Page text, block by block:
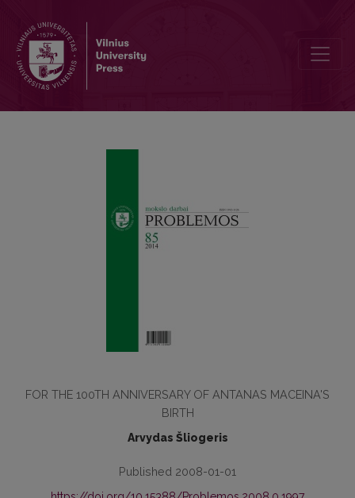
FOR THE 100TH ANNIVERSARY OF ANTANAS MACEINA'S
BIRTH
Arvydas Šliogeris
Published 2008-01-01